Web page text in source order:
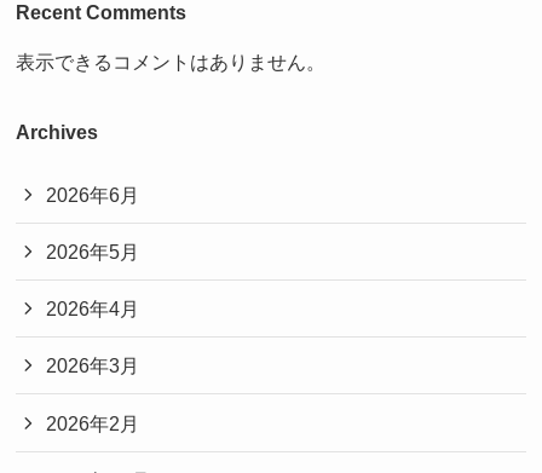
Recent Comments
表示できるコメントはありません。
Archives
2026年6月
2026年5月
2026年4月
2026年3月
2026年2月